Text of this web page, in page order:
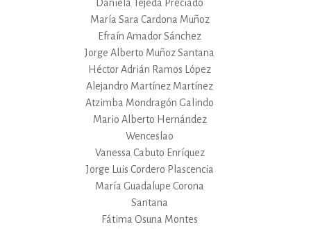
Daniela Tejeda Preciado
María Sara Cardona Muñoz
Efraín Amador Sánchez
Jorge Alberto Muñoz Santana
Héctor Adrián Ramos López
Alejandro Martínez Martínez
Atzimba Mondragón Galindo
Mario Alberto Hernández
Wenceslao
Vanessa Cabuto Enríquez
Jorge Luis Cordero Plascencia
María Guadalupe Corona
Santana
Fátima Osuna Montes